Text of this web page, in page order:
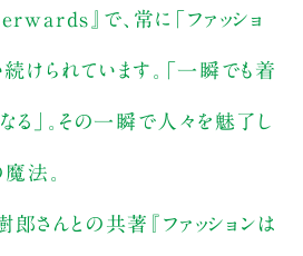
』で、常に「ファッショ
続けられています。「一瞬でも着
る」。その一瞬で人々を魅了し
法。
さんとの共著『ファッションは